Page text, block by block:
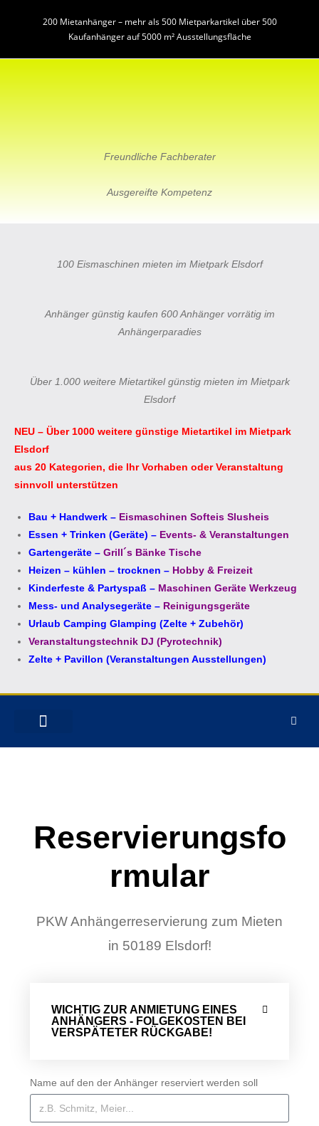
200 Mietanhänger – mehr als 500 Mietparkartikel über 500
Kaufanhänger auf 5000 m² Ausstellungsfläche
Freundliche Fachberater
Ausgereifte Kompetenz
100 Eismaschinen mieten im Mietpark Elsdorf
Anhänger günstig kaufen 600 Anhänger vorrätig im
Anhängerparadies
Über 1.000 weitere Mietartikel günstig mieten im Mietpark
Elsdorf
NEU – Über 1000 weitere günstige Mietartikel im Mietpark
Elsdorf
aus 20 Kategorien, die Ihr Vorhaben oder Veranstaltung
sinnvoll unterstützen
Bau + Handwerk – Eismaschinen Softeis Slusheis
Essen + Trinken (Geräte) – Events- & Veranstaltungen
Gartengeräte – Grill´s Bänke Tische
Heizen – kühlen – trocknen – Hobby & Freizeit
Kinderfeste & Partyspaß – Maschinen Geräte Werkzeug
Mess- und Analysegeräte – Reinigungsgeräte
Urlaub Camping Glamping (Zelte + Zubehör)
Veranstaltungstechnik DJ (Pyrotechnik)
Zelte + Pavillon (Veranstaltungen Ausstellungen)
Reservierungsfo
rmular
PKW Anhängerreservierung zum Mieten
in 50189 Elsdorf!
WICHTIG ZUR ANMIETUNG EINES
ANHÄNGERS - FOLGEKOSTEN BEI
VERSPÄTETER RÜCKGABE!
Name auf den der Anhänger reserviert werden soll